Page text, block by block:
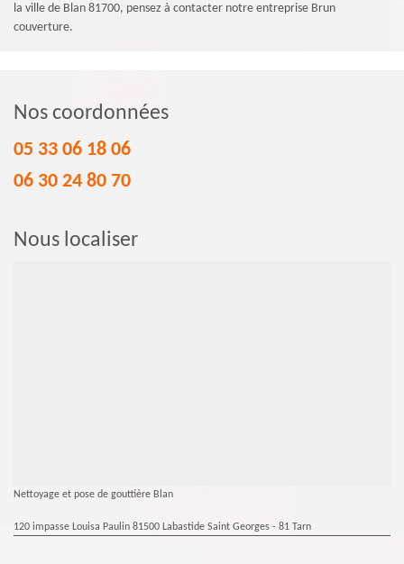
la ville de Blan 81700, pensez à contacter notre entreprise Brun
couverture.
Nos coordonnées
05 33 06 18 06
06 30 24 80 70
Nous localiser
Nettoyage et pose de gouttière Blan
120 impasse Louisa Paulin 81500 Labastide Saint Georges - 81 Tarn